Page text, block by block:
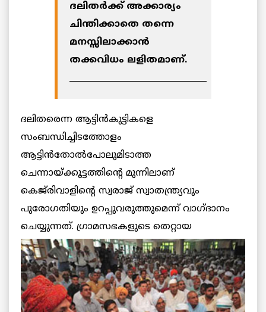
ദലിതര്‍ക്ക് അക്കാര്യം
ചിന്തിക്കാതെ തന്നെ
മനസ്സിലാക്കാന്‍
തക്കവിധം ലളിതമാണ്.
_________________________________
ദലിതരെന്ന ആട്ടിന്‍കുട്ടികളെ
സംബന്ധിച്ചിടത്തോളം
ആട്ടിന്‍തോല്‍പോലുമിടാത്ത
ചെന്നായ്ക്കൂട്ടത്തിന്റെ മുന്നിലാണ്
കെജ്‌രിവാളിന്റെ സ്വരാജ് സ്വാതന്ത്ര്യവും
പുരോഗതിയും ഉറപ്പുവരുത്തുമെന്ന് വാഗ്ദാനം
ചെയ്യുന്നത്. ഗ്രാമസഭകളുടെ തെറ്റായ